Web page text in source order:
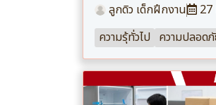
ลูกดิว เด็กฝึกงาน
27
ความรุ้ทั่วไป ความปลอด